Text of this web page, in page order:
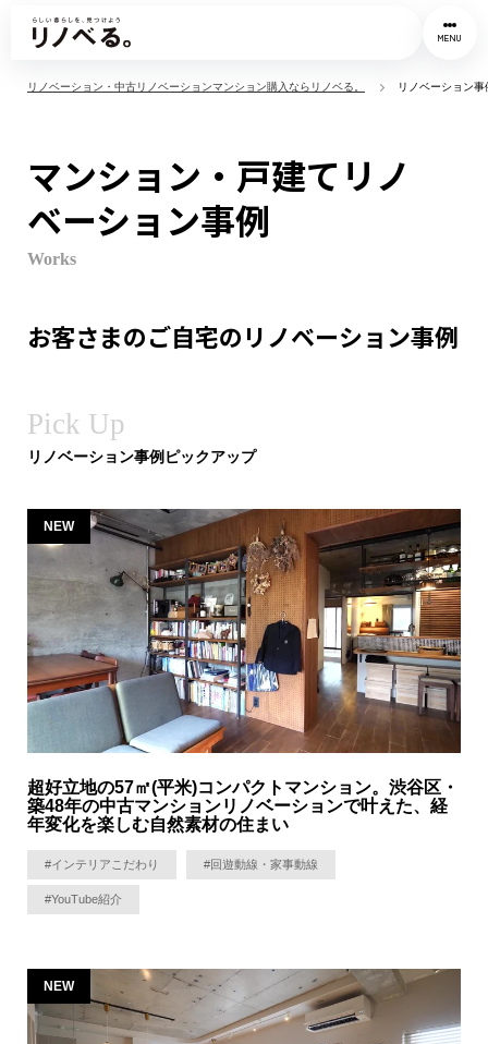
MENU
リノベーション・中古リノベーションマンション購入ならリノベる。 リノベーション事
マンション・戸建てリノ
ベーション事例
Works
お客さまのご自宅のリノベーション事例
Pick Up
リノベーション事例ピックアップ
NEW
超好立地の57㎡(平米)コンパクトマンション。渋谷区・
築48年の中古マンションリノベーションで叶えた、経
年変化を楽しむ自然素材の住まい
#インテリアこだわり #回遊動線・家事動線
#YouTube紹介
NEW